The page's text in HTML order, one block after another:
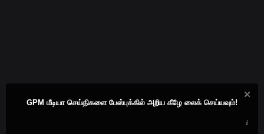
GPM மீடியா செய்திகளை பேஸ்புக்கில் அறிய கீழே லைக் செய்யவும்!